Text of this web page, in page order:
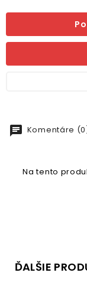
chat Komentáre
Na tento
ĎALŠIE